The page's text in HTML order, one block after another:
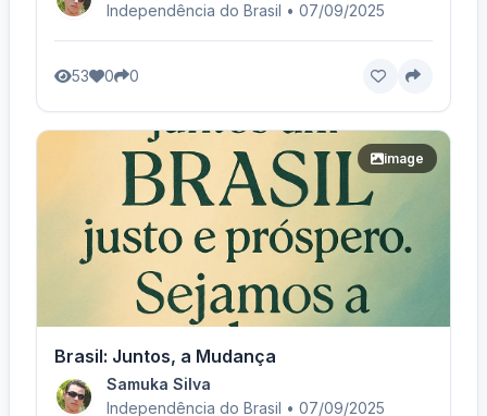
Independência do Brasil • 07/09/2025
53 0 0
image
Brasil: Juntos, a Mudança
Samuka Silva
Independência do Brasil • 07/09/2025